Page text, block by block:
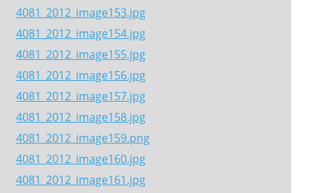
4081_2012_image153.jpg
4081_2012_image154.jpg
4081_2012_image155.jpg
4081_2012_image156.jpg
4081_2012_image157.jpg
4081_2012_image158.jpg
4081_2012_image159.png
4081_2012_image160.jpg
4081_2012_image161.jpg